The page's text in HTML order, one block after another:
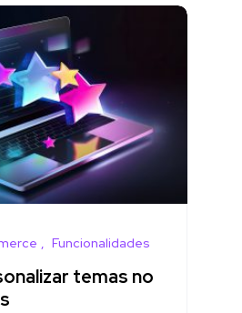
Funcionalidades
temas no